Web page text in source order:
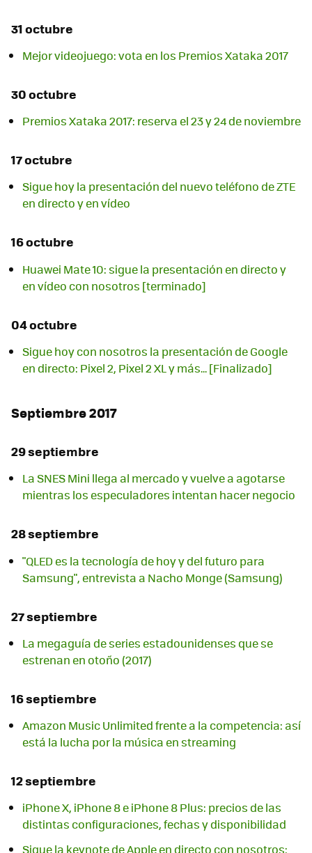
31 octubre
Mejor videojuego: vota en los Premios Xataka 2017
30 octubre
Premios Xataka 2017: reserva el 23 y 24 de noviembre
17 octubre
Sigue hoy la presentación del nuevo teléfono de ZTE
en directo y en vídeo
16 octubre
Huawei Mate 10: sigue la presentación en directo y
en vídeo con nosotros [terminado]
04 octubre
Sigue hoy con nosotros la presentación de Google
en directo: Pixel 2, Pixel 2 XL y más... [Finalizado]
Septiembre 2017
29 septiembre
La SNES Mini llega al mercado y vuelve a agotarse
mientras los especuladores intentan hacer negocio
28 septiembre
"QLED es la tecnología de hoy y del futuro para
Samsung", entrevista a Nacho Monge (Samsung)
27 septiembre
La megaguía de series estadounidenses que se
estrenan en otoño (2017)
16 septiembre
Amazon Music Unlimited frente a la competencia: así
está la lucha por la música en streaming
12 septiembre
iPhone X, iPhone 8 e iPhone 8 Plus: precios de las
distintas configuraciones, fechas y disponibilidad
Sigue la keynote de Apple en directo con nosotros: